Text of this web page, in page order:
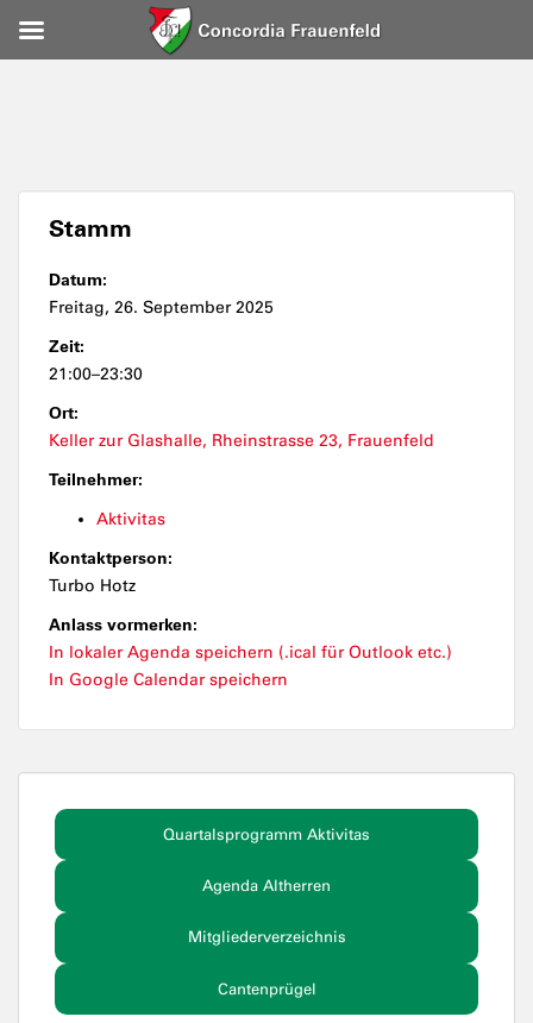
Stamm
Datum:
Freitag, 26. September 2025
Zeit:
21:00–23:30
Ort:
Keller zur Glashalle, Rheinstrasse 23, Frauenfeld
Teilnehmer:
Aktivitas
Kontaktperson:
Turbo Hotz
Anlass vormerken:
In lokaler Agenda speichern (.ical für Outlook etc.)
In Google Calendar speichern
Quartalsprogramm Aktivitas
Agenda Altherren
Mitgliederverzeichnis
Cantenprügel